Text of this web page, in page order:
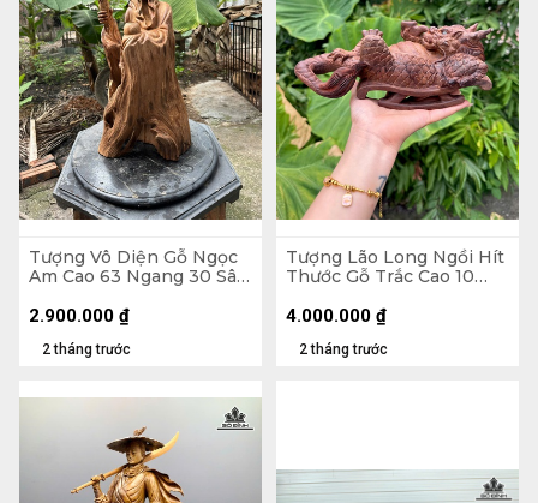
Tượng Vô Diện Gỗ Ngọc
Am Cao 63 Ngang 30 Sâu
2 tháng trước
2.900.000 ₫
Tượng Lão Long Ngồi Hít
Thước Gỗ Trắc Cao 10
2 tháng trước
4.000.000 ₫